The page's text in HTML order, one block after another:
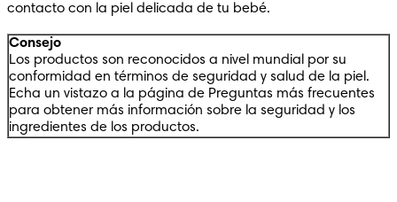
contacto con la piel delicada de tu bebé.
Consejo
Los productos son reconocidos a nivel mundial por su
conformidad en términos de seguridad y salud de la piel.
Echa un vistazo a la página de Preguntas más frecuentes
para obtener más información sobre la seguridad y los
ingredientes de los productos.